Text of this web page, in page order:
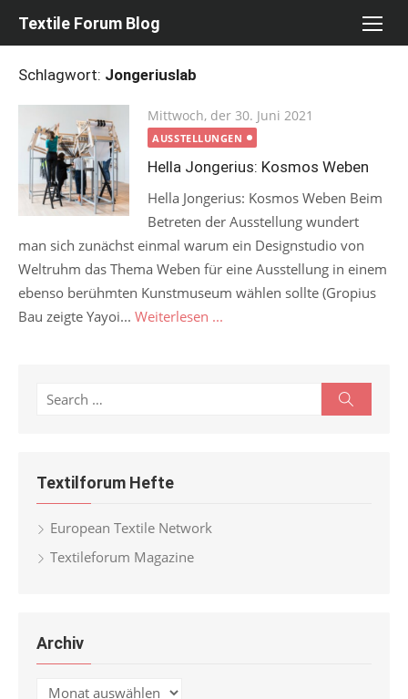
Textile Forum Blog
Schlagwort: Jongeriuslab
Posted
on
Mittwoch, der 30. Juni 2021
AUSSTELLUNGEN
Hella Jongerius: Kosmos Weben
Hella Jongerius: Kosmos Weben Beim
Betreten der Ausstellung wundert
man sich zunächst einmal warum ein Designstudio von
Weltruhm das Thema Weben für eine Ausstellung in einem
ebenso berühmten Kunstmuseum wählen sollte (Gropius
Bau zeigte Yayoi... Weiterlesen ...
Search
Textilforum Hefte
European Textile Network
Textileforum Magazine
Archiv
Archiv